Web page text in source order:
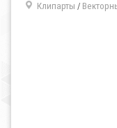
Клипарты /